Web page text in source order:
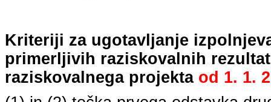
Kriteriji za ugotavljanje
primerljivih raziskovalnih
raziskovalnega projekta od 1. 1.